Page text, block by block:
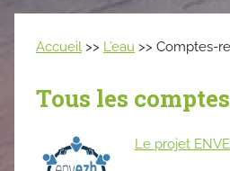
Accueil >> L’eau >> Comptes-
Tous les
Le projet